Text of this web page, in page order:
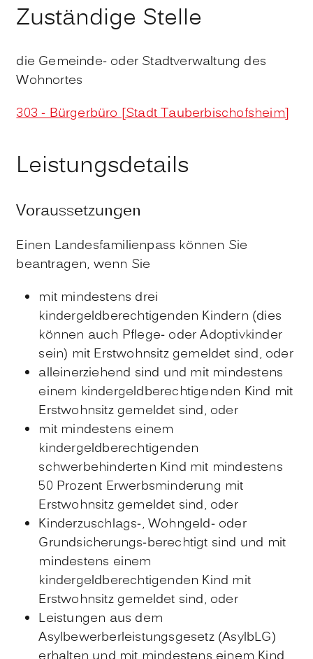
Zuständige Stelle
die Gemeinde- oder Stadtverwaltung des
Wohnortes
303 - Bürgerbüro [Stadt Tauberbischofsheim]
Leistungsdetails
Voraussetzungen
Einen Landesfamilienpass können Sie
beantragen, wenn Sie
mit mindestens drei
kindergeldberechtigenden Kindern (dies
können auch Pflege- oder Adoptivkinder
sein) mit Erstwohnsitz gemeldet sind, oder
alleinerziehend sind und mit mindestens
einem kindergeldberechtigenden Kind mit
Erstwohnsitz gemeldet sind, oder
mit mindestens einem
kindergeldberechtigenden
schwerbehinderten Kind mit mindestens
50 Prozent Erwerbsminderung mit
Erstwohnsitz gemeldet sind, oder
Kinderzuschlags-, Wohngeld- oder
Grundsicherungs-berechtigt sind und mit
mindestens einem
kindergeldberechtigenden Kind mit
Erstwohnsitz gemeldet sind, oder
Leistungen aus dem
Asylbewerberleistungsgesetz (AsylbLG)